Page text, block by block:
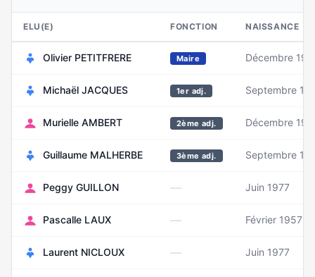
ELU(E) FONCTION NAISSANCE
Olivier PETITFRERE Maire Décembre
Michaël JACQUES 1er adj. Septembre
Murielle AMBERT 2ème adj. Décembre
Guillaume MALHERBE 3ème adj. Septembre
Peggy GUILLON — Juin 1977
Pascalle LAUX — Février 1957
Laurent NICLOUX — Juin 1977